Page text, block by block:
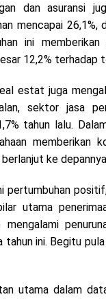
dan asuransi
mencapai
ini
12,2% terhadap
estat juga
sektor jasa
tahun lalu.
memberikan
ke
pertumbuhan
utama
tahun ini. Begitu
utama dalam